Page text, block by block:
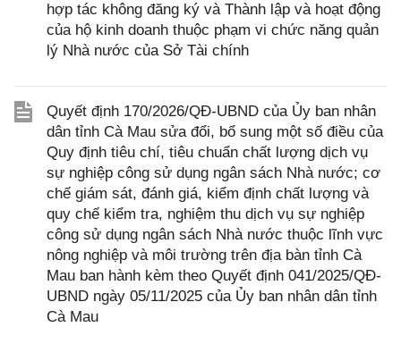
hợp tác không đăng ký và Thành lập và hoạt động
của hộ kinh doanh thuộc phạm vi chức năng quản
lý Nhà nước của Sở Tài chính
Quyết định 170/2026/QĐ-UBND của Ủy ban nhân
dân tỉnh Cà Mau sửa đổi, bổ sung một số điều của
Quy định tiêu chí, tiêu chuẩn chất lượng dịch vụ
sự nghiệp công sử dụng ngân sách Nhà nước; cơ
chế giám sát, đánh giá, kiểm định chất lượng và
quy chế kiểm tra, nghiệm thu dịch vụ sự nghiệp
công sử dụng ngân sách Nhà nước thuộc lĩnh vực
nông nghiệp và môi trường trên địa bàn tỉnh Cà
Mau ban hành kèm theo Quyết định 041/2025/QĐ-
UBND ngày 05/11/2025 của Ủy ban nhân dân tỉnh
Cà Mau